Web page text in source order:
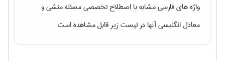
واژه های فارسی مشابه با اصطلاح تخصصیمسئله منشیو
معادل انگلیسی آنها در لیست زیر قابل مشاهده است